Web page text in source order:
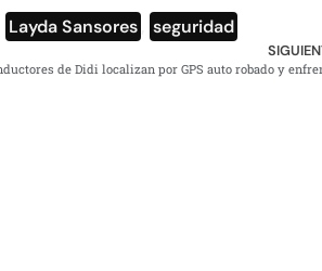
Layda Sansores seguridad